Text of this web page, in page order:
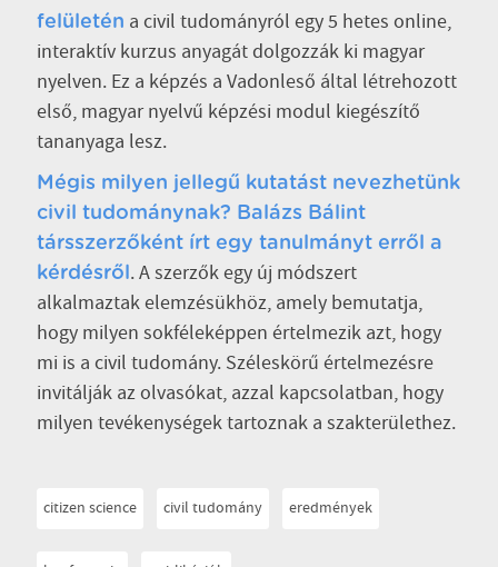
felületén a civil tudományról egy 5 hetes online,
interaktív kurzus anyagát dolgozzák ki magyar
nyelven. Ez a képzés a Vadonleső által létrehozott
első, magyar nyelvű képzési modul kiegészítő
tananyaga lesz.
Mégis milyen jellegű kutatást nevezhetünk
civil tudománynak? Balázs Bálint
társszerzőként írt egy tanulmányt erről a
kérdésről. A szerzők egy új módszert
alkalmaztak elemzésükhöz, amely bemutatja,
hogy milyen sokféleképpen értelmezik azt, hogy
mi is a civil tudomány. Széleskörű értelmezésre
invitálják az olvasókat, azzal kapcsolatban, hogy
milyen tevékenységek tartoznak a szakterülethez.
citizen science civil tudomány eredmények